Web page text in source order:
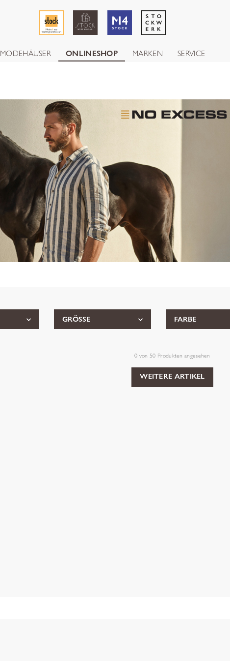
MODEHÄUSER ONLINESHOP MARKEN SERVICE
GRÖSSE FARBE
0 von50 Produkten angesehen
WEITERE ARTIKEL